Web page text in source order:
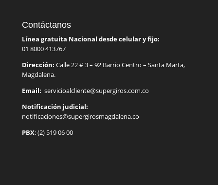
Contáctanos
Línea gratuita Nacional desde celular y fijo:
01 8000 413767
Dirección: Calle 22 # 3 – 92 Barrio Centro – Santa Marta,
Magdalena.
Email: servicioalcliente@supergiros.com.co
Notificación judicial:
notificaciones@supergirosmagdalena.co
PBX: (2) 519 06 00